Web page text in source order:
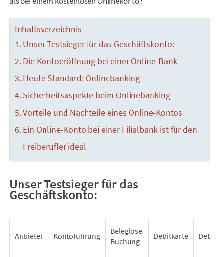
Inhaltsverzeichnis
Unser Testsieger für das Geschäftskonto:
Die Kontoeröffnung bei einer Online-Bank
Heute Standard: Onlinebanking
Sicherheitsaspekte beim Onlinebanking
Vorteile und Nachteile eines Online-Kontos
Ein Online-Konto bei einer Filialbank ist für den
Freiberufler ideal
Unser Testsieger für das
Geschäftskonto:
Anbieter Kontoführung
Beleglose
Buchung
Debitkarte